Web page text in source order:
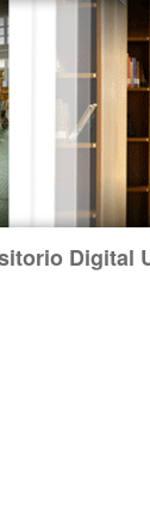
Digital